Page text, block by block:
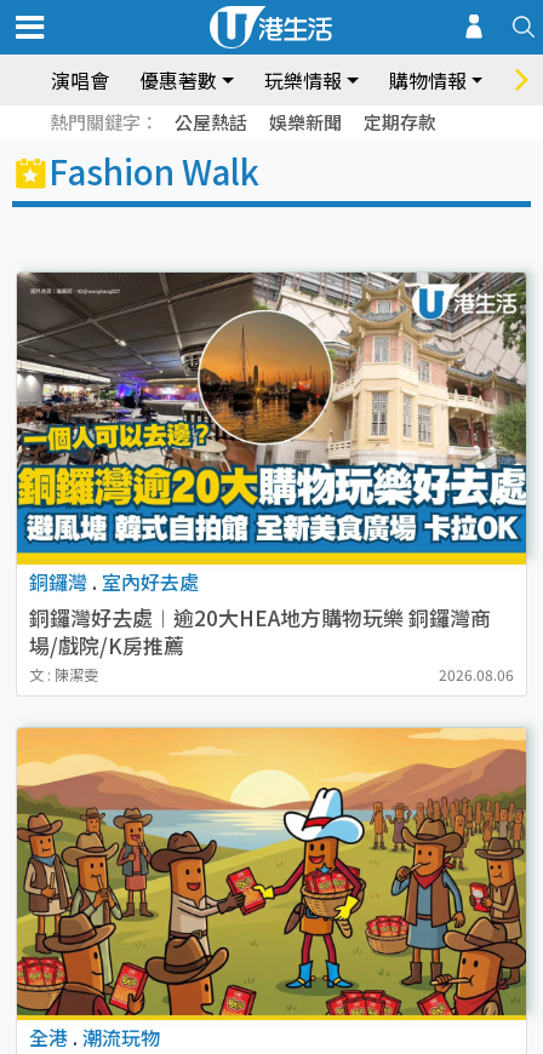
演唱會 優惠著數 玩樂情報 購物情報 飲
熱門關鍵字： 公屋熱話 娛樂新聞 定期存款
Fashion Walk
銅鑼灣 . 室內好去處
銅鑼灣好去處︱逾20大HEA地方購物玩樂 銅鑼灣商
場/戲院/K房推薦
文 : 陳潔雯 2026.08.06
全港 . 潮流玩物